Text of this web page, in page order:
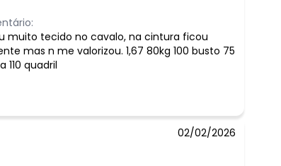
muito tecido no cavalo, na cintura ficou
mas n me valorizou. 1,67 80kg 100 busto 75
110 quadril
02/02/2026